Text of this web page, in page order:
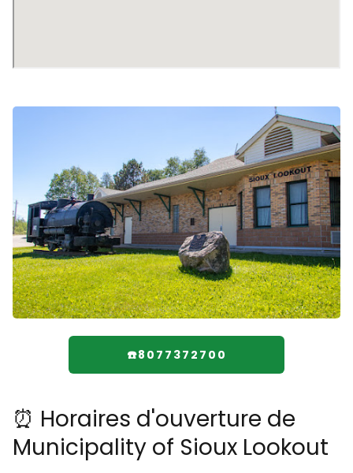
☎️8077372700
⏰ Horaires d'ouverture de
Municipality of Sioux Lookout